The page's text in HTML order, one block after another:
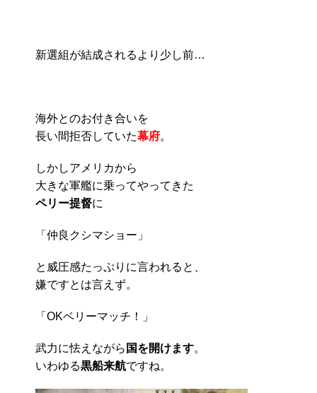
新選組が結成されるより少し前…
海外とのお付き合いを
長い間拒否していた幕府。
しかしアメリカから
大きな軍艦に乗ってやってきた
ペリー提督に
「仲良クシマショー」
と威圧感たっぷりに言われると、
嫌ですとは言えず。
「OKベリーマッチ！」
武力に怯えながら 国を開けます。
いわゆる黒船来航ですね。